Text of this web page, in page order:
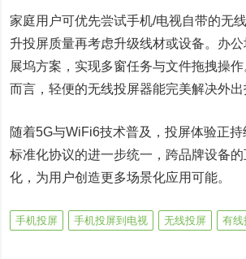
家庭用户可优先尝试手机/电视自带的无
升投屏质量再考虑升级线材或设备。办
展坞方案，实现多窗任务与文件拖拽操
而言，轻便的无线投屏器能完美解决外出
随着5G与WiFi6技术普及，投屏体验正
标准化协议的进一步统一，跨品牌设备
化，为用户创造更多场景化应用可能。
手机投屏 手机投屏到电视 无线投屏 有线